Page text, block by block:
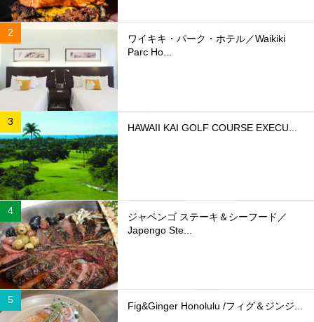
ワイキキ・パーク・ホテル／Waikiki
Parc Ho...
HAWAII KAI GOLF COURSE EXECU...
ジャペンゴ ステーキ＆シーフード／
Japengo Ste...
Fig&Ginger Honolulu /フィグ＆ジンジ...